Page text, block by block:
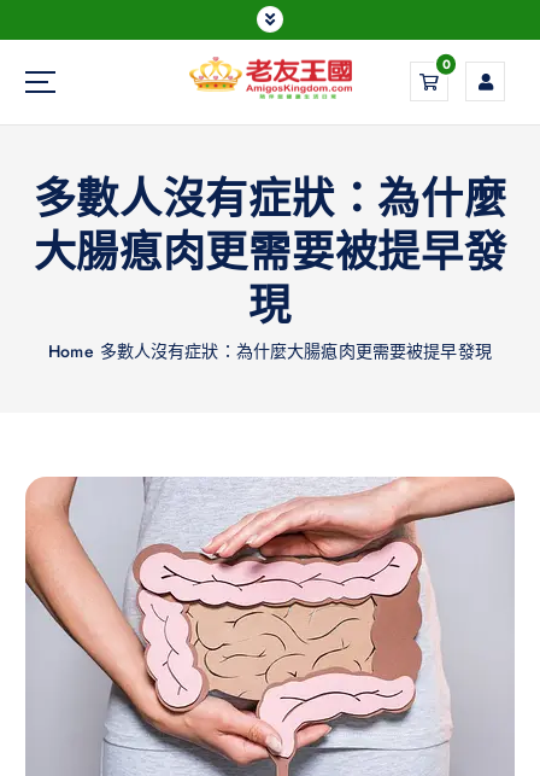
Everything is possible
0
多數人沒有症狀：為什麼
大腸瘜肉更需要被提早發
現
Home 多數人沒有症狀：為什麼大腸瘜肉更需要被提早發現